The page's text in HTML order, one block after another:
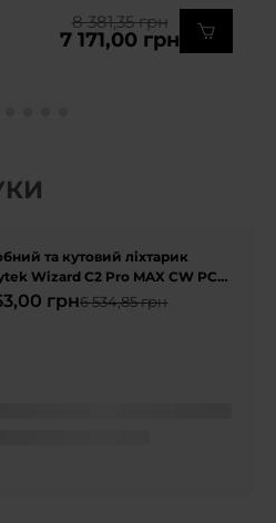
7 171,00 грн
8 381,35 грн
та кутовий ліхтарик
Wizard C2 Pro MAX CW PCB
люменів
грн6 534,85 грн